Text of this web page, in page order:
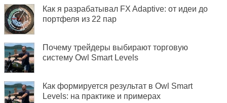
Как я разрабатывал FX Adaptive: от идеи до
портфеля из 22 пар
Почему трейдеры выбирают торговую
систему Owl Smart Levels
Как формируется результат в Owl Smart
Levels: на практике и примерах